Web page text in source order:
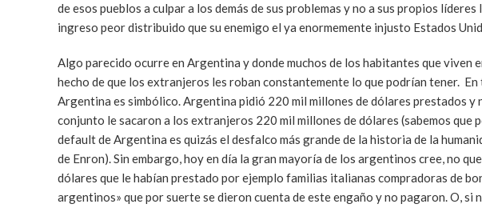
de esos pueblos a culpar a los demás de sus problemas y no a sus propios
ingreso peor distribuido que su enemigo el ya enormemente injusto Estados
Algo parecido ocurre en Argentina y donde muchos de los habitantes que viven
hecho de que los extranjeros les roban constantemente lo que podrían tener.
Argentina es simbólico. Argentina pidió 220 mil millones de dólares prestados
conjunto le sacaron a los extranjeros 220 mil millones de dólares (sabemos que
default de Argentina es quizás el desfalco más grande de la historia de la
de Enron). Sin embargo, hoy en día la gran mayoría de los argentinos cree, no
dólares que le habían prestado por ejemplo familias italianas compradoras de
argentinos» que por suerte se dieron cuenta de este engaño y no pagaron. O, si